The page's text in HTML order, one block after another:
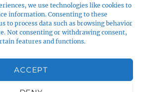
we use technologies like cookies to
information. Consenting to these
to process data such as browsing behavior
Not consenting or withdrawing consent,
features and functions.
ACCEPT